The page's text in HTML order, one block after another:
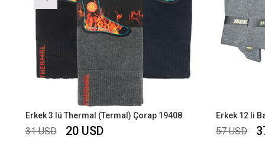
Erkek 3 lü Thermal (Termal) Çorap 19408
20 USD
31 USD 57 USD